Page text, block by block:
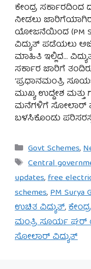
ಕೇಂದ್ರ
ನೀಡಲು
ಯೋಜನೆಯಿಂದ (PM
ವಿದ್ಯುತ್ ಪಡೆಯಲು
ಮಾಹಿತಿ ಇಲ್ಲಿದೆ…
ಸರ್ಕಾರ ಜಾರಿಗೆ
‘ಪ್ರಧಾನಮಂತ್ರಿ
ಮುಖ್ಯ ಉದ್ದೇಶ
ಮನೆಗಳಿಗೆ ಸೋಲಾರ್
ಬಳಸಿಕೊಂಡು
Categories
Govt Schemes,
Tags
Central
updates,free
schemes,PM Surya
ಉಚಿತ ವಿದ್ಯುತ್,
ಮಂತ್ರಿ ಸೂರ್ಯ
ಸೋಲಾರ್ ವಿದ್ಯುತ್